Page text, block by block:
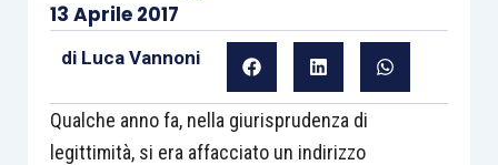
13 Aprile 2017
di Luca Vannoni
Qualche anno fa, nella giurisprudenza di
legittimità, si era affacciato un indirizzo